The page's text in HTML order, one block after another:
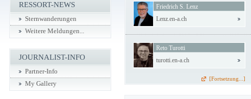
RESSORT-NEWS
Sternwanderungen
Weitere Meldungen...
JOURNALIST-INFO
Partner-Info
My Gallery
Friedrich S. Lenz
Lenz.en-a.ch
Reto Turotti
turotti.en-a.ch
[Fortsetzung...]